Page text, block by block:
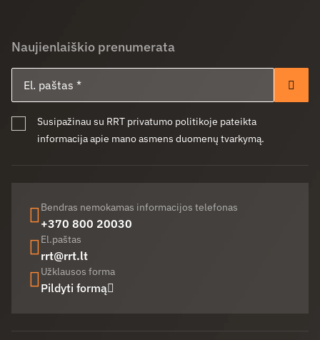
Naujienlaiškio prenumerata
Susipažinau su RRT privatumo politikoje pateikta
informacija apie mano asmens duomenų tvarkymą.
Bendras nemokamas informacijos telefonas
+370 800 20030
El.paštas
rrt@rrt.lt
Užklausos forma
Pildyti formą